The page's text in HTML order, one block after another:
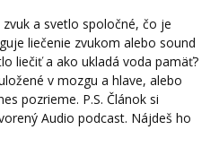
a svetlo spoločné, čo je
liečenie zvukom alebo sound
liečiť a ako ukladá voda pamäť?
v mozgu a hlave, alebo
pozrieme. P.S. Článok si
Audio podcast. Nájdeš ho